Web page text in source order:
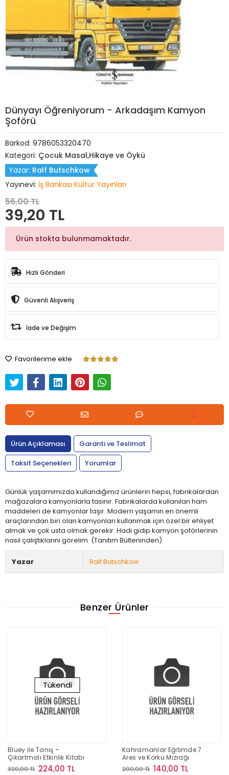
Dünyayı Öğreniyorum - Arkadaşım Kamyon
Şoförü
Barkod: 9786053320470
Kategori: Çocuk Masal,Hikaye ve Öykü
Yazar: Ralf Butschkow
Yayınevi: İş Bankası Kültür Yayınları
56,00 TL
39,20 TL
Ürün stokta bulunmamaktadır.
Hızlı Gönderi
Güvenli Alışveriş
İade ve Değişim
Favorilerime ekle
Ürün Açıklaması
Garanti ve Teslimat
Taksit Seçenekleri
Yorumlar
Günlük yaşamımızda kullandığımız ürünlerin hepsi, fabrikalardan
mağazalara kamyonlarla tasınır. Fabrikalarda kullanılan ham
maddeleri de kamyonlar taşır. Modern yaşamın en önemli
araçlarından biri olan kamyonları kullanmak için özel bir ehliyet
almak ve çok usta olmak gerekir. Hadi gidip kamyon şoförlerinin
nasıl çalıştıklarını görelim. (Tanıtım Bülteninden)
Yazar Ralf Butschkow
Benzer Ürünler
Tükendi
Bluey ile Tanış –
Çıkartmalı Etkinlik Kitabı
320,00 TL 224,00 TL
Kahramanlar Eğitimde 7
Ares ve Korku Mızrağı
200,00 TL 140,00 TL